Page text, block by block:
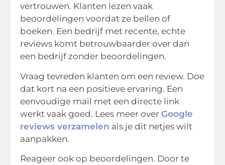
vertrouwen. Klanten lezen vaak
beoordelingen voordat ze bellen of
boeken. Een bedrijf met recente, echte
reviews komt betrouwbaarder over dan
een bedrijf zonder beoordelingen.
Vraag tevreden klanten om een review. Doe
dat kort na een positieve ervaring. Een
eenvoudige mail met een directe link
werkt vaak goed. Lees meer overGoogle
reviews verzamelen als je dit netjes wilt
aanpakken.
Reageer ook op beoordelingen. Door te